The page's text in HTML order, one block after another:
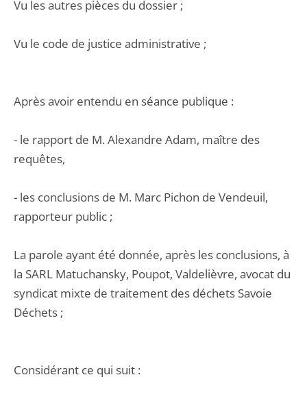
Vu les autres pièces du dossier ;
Vu le code de justice administrative ;
Après avoir entendu en séance publique :
- le rapport de M. Alexandre Adam, maître des
requêtes,
- les conclusions de M. Marc Pichon de Vendeuil,
rapporteur public ;
La parole ayant été donnée, après les conclusions, à
la SARL Matuchansky, Poupot, Valdelièvre, avocat du
syndicat mixte de traitement des déchets Savoie
Déchets ;
Considérant ce qui suit :